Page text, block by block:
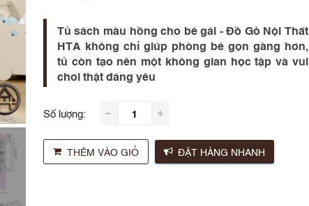
Tủ sách màu hồng cho bé gái - Đồ Gỗ Nội Thất
HTA không chỉ giúp phòng bé gọn gàng hơn,
tủ còn tạo nên một không gian học tập và vui
chơi thật đáng yêu
Số lượng:
THÊM VÀO GIỎ ĐẶT HÀNG NHANH